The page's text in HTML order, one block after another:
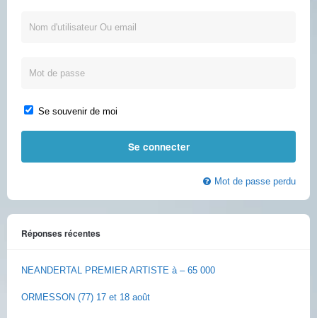
Se souvenir de moi
Mot de passe perdu
Réponses récentes
NEANDERTAL PREMIER ARTISTE à – 65 000
ORMESSON (77) 17 et 18 août